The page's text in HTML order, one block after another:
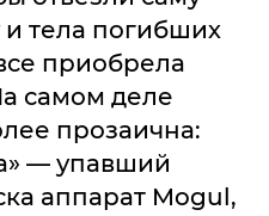
тела погибших
приобрела
самом деле
прозаична:
— упавший
аппарат Mogul,